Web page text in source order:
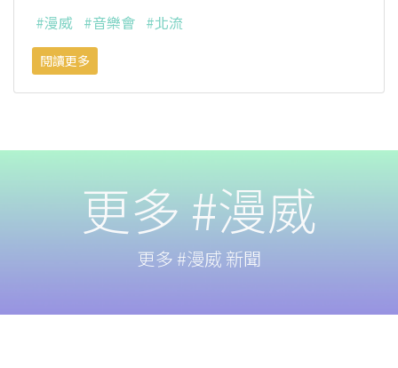
#漫威 #音樂會 #北流
閱讀更多
更多 #漫威
更多 #漫威 新聞